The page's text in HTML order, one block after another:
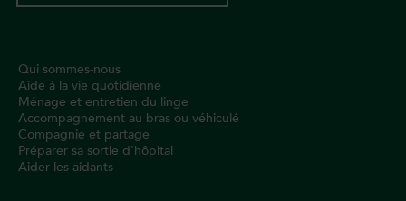
Qui sommes-nous
Aide à la vie quotidienne
Ménage et entretien du linge
Accompagnement au bras ou véhiculé
Compagnie et partage
Préparer sa sortie d'hôpital
Aider les aidants